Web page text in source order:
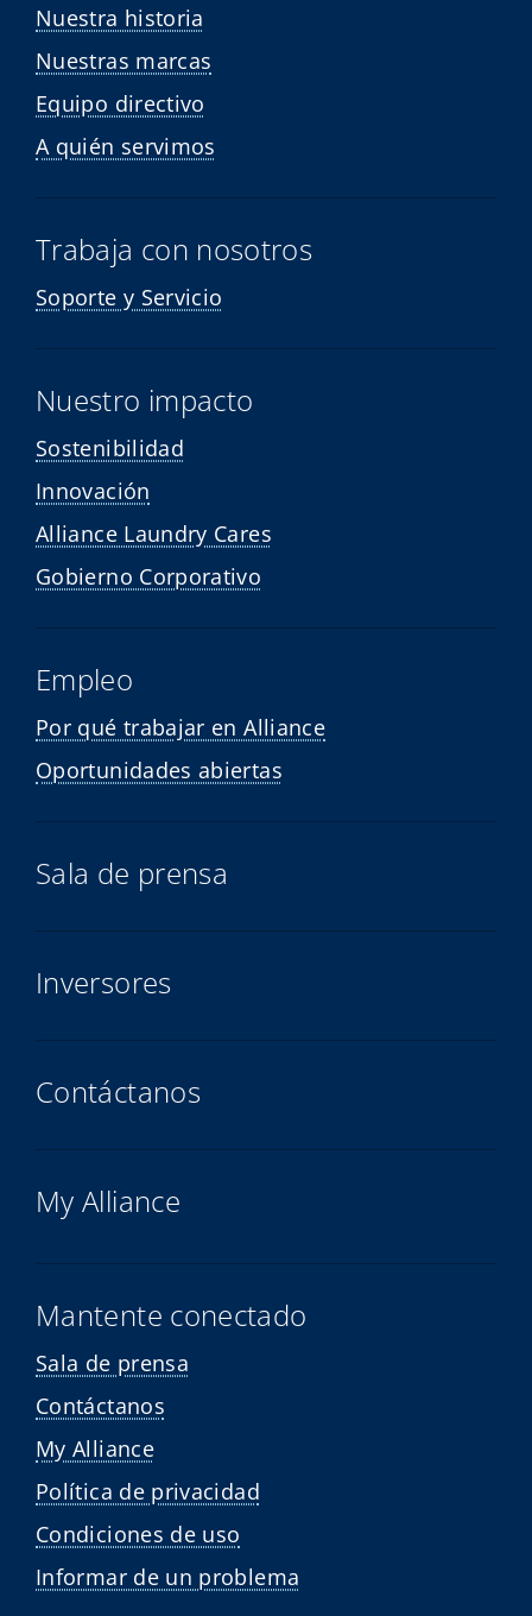
Nuestra historia
Nuestras marcas
Equipo directivo
A quién servimos
Trabaja con nosotros
Soporte y Servicio
Nuestro impacto
Sostenibilidad
Innovación
Alliance Laundry Cares
Gobierno Corporativo
Empleo
Por qué trabajar en Alliance
Oportunidades abiertas
Sala de prensa
Inversores
Contáctanos
My Alliance
Mantente conectado
Sala de prensa
Contáctanos
My Alliance
Política de privacidad
Condiciones de uso
Informar de un problema